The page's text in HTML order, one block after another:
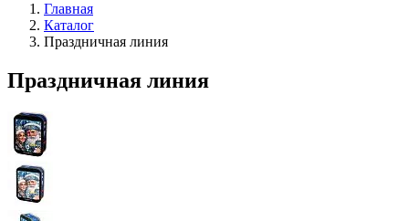
Главная
Каталог
Праздничная линия
Праздничная линия